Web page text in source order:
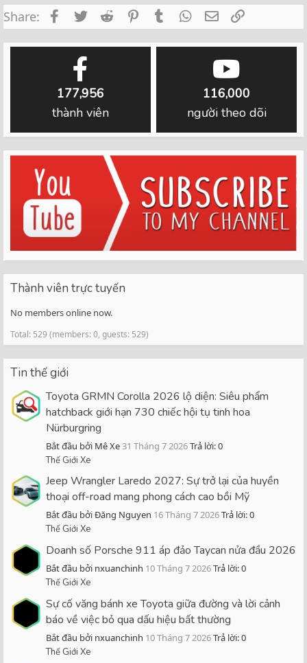
Share: FacebookTwitterReddit PinterestTumblrWhatsApp
Email
177,956
thành viên
116,000
người theo dõi
Thành viên trực tuyến
No members online now.
Total: 529 (members: 0, guests: 529)
Tin thế giới
Toyota GRMN Corolla 2026 lộ diện: Siêu phẩm
hatchback giới hạn 730 chiếc hội tụ tinh hoa
Nürburgring
Bắt đầu bởi Mê Xe31 Tháng 7 2026Trả lời: 0
Thế Giới Xe
Jeep Wrangler Laredo 2027: Sự trở lại của huyền
thoại off-road mang phong cách cao bồi Mỹ
Bắt đầu bởi Đăng Nguyen 16 Tháng 7 2026Trả lời: 0
Thế Giới Xe
Doanh số Porsche 911 áp đảo Taycan nửa đầu 2026
Bắt đầu bởi nxuanchinh 10 Tháng 7 2026Trả lời: 0
Thế Giới Xe
Sự cố văng bánh xe Toyota giữa đường và lời cảnh
báo về việc bỏ qua dấu hiệu bất thường
Bắt đầu bởi nxuanchinh 10 Tháng 7 2026Trả lời: 0
Thế Giới Xe